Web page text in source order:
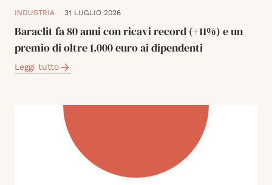
INDUSTRIA 31 LUGLIO 2026
Baraclit fa 80 anni con ricavi record (+11%) e un
premio di oltre 1.000 euro ai dipendenti
Leggi tutto